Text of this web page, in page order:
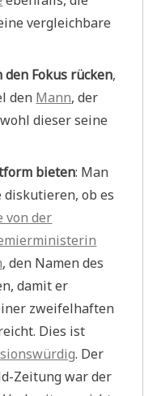
vergleichbare
Fokus rücken,
den Mann, der
dieser seine
bieten: Man
diskutieren, ob es
von der
, den Namen des
damit er
zweifelhaften
Dies ist
. Der
Zeitung war der